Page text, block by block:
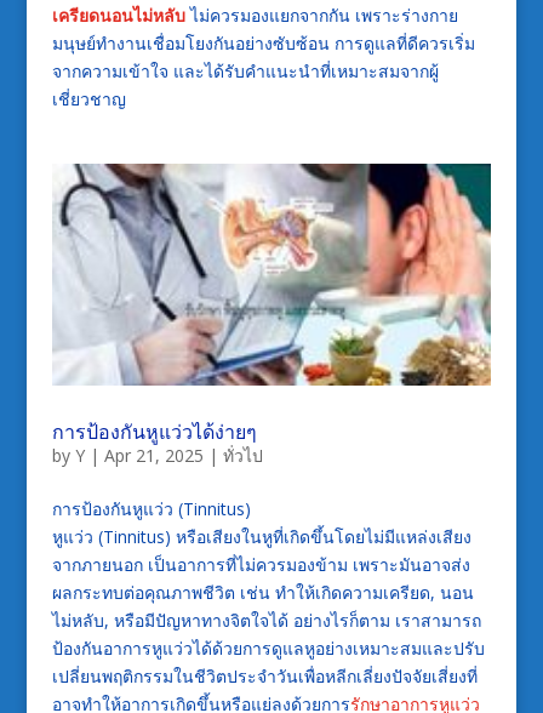
เครียดนอนไม่หลับไม่ควรมองแยกจากกัน เพราะร่างกาย
มนุษย์ทำงานเชื่อมโยงกันอย่างซับซ้อน การดูแลที่ดีควรเริ่ม
จากความเข้าใจ และได้รับคำแนะนำที่เหมาะสมจากผู้
เชี่ยวชาญ
การป้องกันหูแว่วได้ง่ายๆ
by Y| Apr 21, 2025 | ทั่วไป
การป้องกันหูแว่ว (Tinnitus)
หูแว่ว (Tinnitus) หรือเสียงในหูที่เกิดขึ้นโดยไม่มีแหล่งเสียง
จากภายนอก เป็นอาการที่ไม่ควรมองข้าม เพราะมันอาจส่ง
ผลกระทบต่อคุณภาพชีวิต เช่น ทำให้เกิดความเครียด, นอน
ไม่หลับ, หรือมีปัญหาทางจิตใจได้ อย่างไรก็ตาม เราสามารถ
ป้องกันอาการหูแว่วได้ด้วยการดูแลหูอย่างเหมาะสมและปรับ
เปลี่ยนพฤติกรรมในชีวิตประจำวันเพื่อหลีกเลี่ยงปัจจัยเสี่ยงที่
อาจทำให้อาการเกิดขึ้นหรือแย่ลงด้วยการรักษาอาการหูแว่ว